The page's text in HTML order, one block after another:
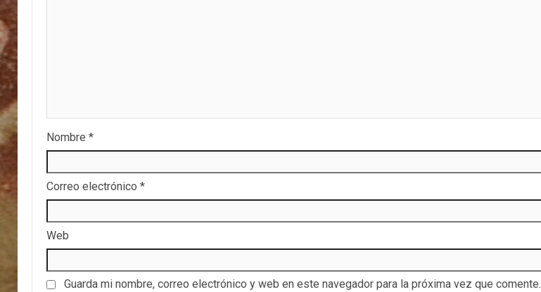
Nombre *
Correo electrónico *
Web
Guarda mi nombre, correo electrónico y web en este navegador para la próxima vez que comente.